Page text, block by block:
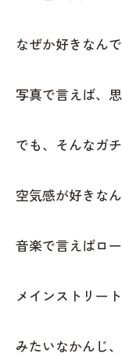
なぜか好きなん
写真で言えば、
でも、そんなガ
空気感が好きな
音楽で言えばロ
メインストリー
みたいなかんじ